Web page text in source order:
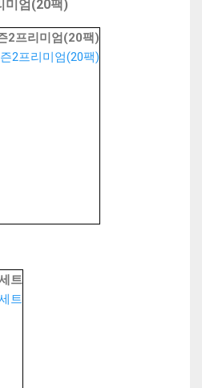
미엄(20팩)
2프리미엄(20팩)
트